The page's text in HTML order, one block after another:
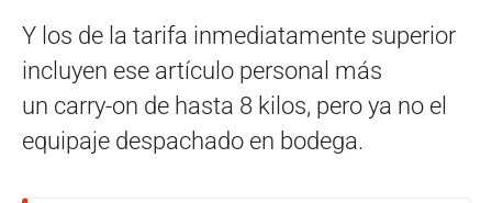
Y los de la tarifa inmediatamente superior
incluyen ese artículo personal más
un carry-on de hasta 8 kilos, pero ya no el
equipaje despachado en bodega.